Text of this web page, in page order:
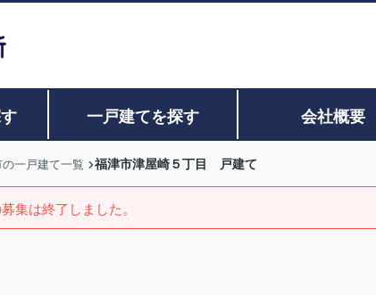
一戸建てを探す 会社概要
一戸建て一覧 福津市津屋崎５丁目 戸建て
集は終了しました。